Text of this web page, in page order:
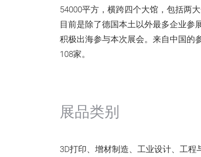
54000平方，横跨四个大馆，包括两
目前是除了德国本土以外最多企业参
积极出海参与本次展会。来自中国的
108家。
展品类别
3D打印、增材制造、工业设计、工程